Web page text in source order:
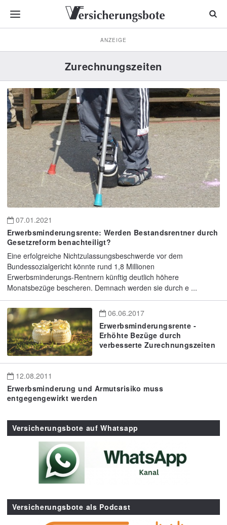
ANZEIGE
Zurechnungszeiten
07.01.2021
Erwerbsminderungsrente: Werden Bestandsrentner durch
Gesetzreform benachteiligt?
Eine erfolgreiche Nichtzulassungsbeschwerde vor dem
Bundessozialgericht könnte rund 1,8 Millionen
Erwerbsminderungs-Rentnern künftig deutlich höhere
Monatsbezüge bescheren. Demnach werden sie durch e ...
06.06.2017
Erwerbsminderungsrente -
Erhöhte Bezüge durch
verbesserte Zurechnungszeiten
12.08.2011
Erwerbsminderung und Armutsrisiko muss
entgegengewirkt werden
Versicherungsbote auf Whatsapp
Versicherungsbote als Podcast